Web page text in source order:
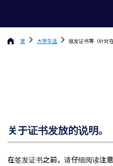
家 大学生活 颁发证书等（针对在
关于证书发放的说明。
在签发证书之前，请仔细阅读注意